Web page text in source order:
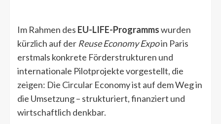
Im Rahmen des EU-LIFE-Programmswurden
kürzlich auf der Reuse Economy Expoin Paris
erstmals konkrete Förderstrukturen und
internationale Pilotprojekte vorgestellt, die
zeigen: Die Circular Economy ist auf dem Weg in
die Umsetzung – strukturiert, finanziert und
wirtschaftlich denkbar.